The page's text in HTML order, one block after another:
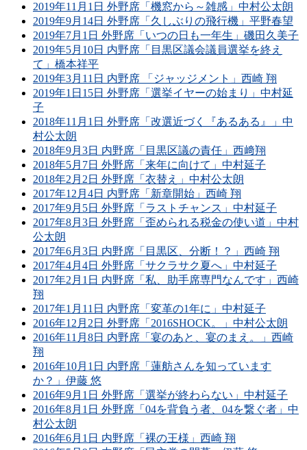
2019年11月1日 外野席「機窓から～雑感」中村公太朗
2019年9月14日 外野席「久しぶりの飛行機」平野春望
2019年7月1日 外野席「いつの日も一年生」磯田久美子
2019年5月10日 内野席「目黒区議会議員選挙を終え
て」橋本祥平
2019年3月11日 内野席 「ジャッジメント」西崎 翔
2019年1日15日 外野席「選挙イヤーの始まり」中村延
子
2018年11月1日 外野席「改選近づく『あるある』」中
村公太朗
2018年9月3日 内野席「目黒区議の責任」西﨑翔
2018年5月7日 外野席「来年に向けて」中村延子
2018年2月2日 外野席「衣替え」中村公太朗
2017年12月4日 内野席「新章開始」西崎 翔
2017年9月5日 外野席「ラストチャンス」中村延子
2017年8月3日 外野席「歪められる税金の使い道」中村
公太朗
2017年6月3日 内野席「目黒区、分断！？」西崎 翔
2017年4月4日 外野席「サクラサク夏へ」中村延子
2017年2月1日 内野席「私、助手席専門なんです」西崎
翔
2017年1月11日 内野席「変革の1年に」中村延子
2016年12月2日 外野席「2016SHOCK。」中村公太朗
2016年11月8日 内野席「宴のあと、宴のまえ。」西崎
翔
2016年10月1日 内野席「蓮舫さんを知っています
か？」伊藤 悠
2016年9月1日 外野席「選挙が終わらない」中村延子
2016年8月1日 外野席「04を背負う者、04を繋ぐ者」中
村公太朗
2016年6月1日 内野席「裸の王様」西崎 翔